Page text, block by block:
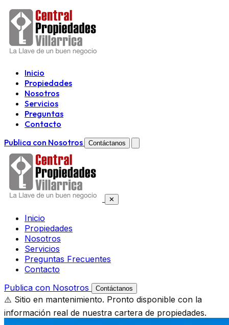
Inicio
Propiedades
Nosotros
Servicios
Preguntas
Contacto
Publica con Nosotros
Contáctanos
✕
Inicio
Propiedades
Nosotros
Servicios
Preguntas Frecuentes
Contacto
Publica con Nosotros
Contáctanos
⚠️ Sitio en mantenimiento. Pronto disponible con la
información real de nuestra cartera de propiedades.